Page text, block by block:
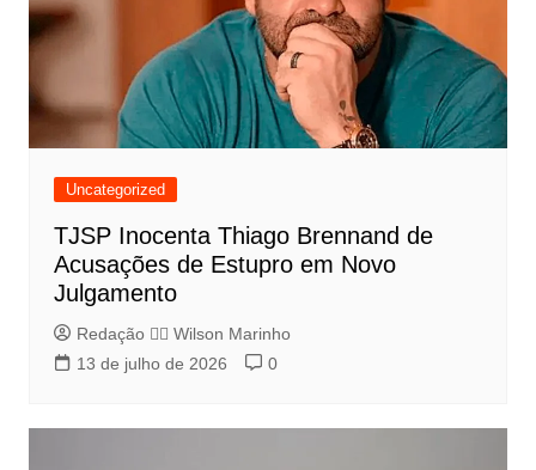
Uncategorized
TJSP Inocenta Thiago Brennand de
Acusações de Estupro em Novo
Julgamento
Redação 👨‍⚖️​ Wilson Marinho
13 de julho de 2026
0